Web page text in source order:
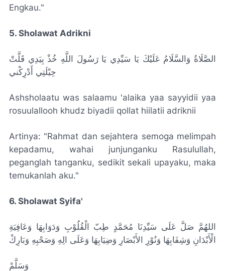
Engkau."
5. Sholawat Adrikni
الصَّلَاةُ وَالسَّلَامُ عَلَيْكَ يَا سَيِّدِي يَا رَسُولَ اللَّهِ خُذْ بِيَدِي قَلَّتْ
حِيْلَتِي أَدْرِكْني
Ashsholaatu was salaamu 'alaika yaa sayyidii yaa
rosuulallooh khudz biyadii qollat hiilatii adriknii
Artinya: "Rahmat dan sejahtera semoga melimpah
kepadamu, wahai junjunganku Rasulullah,
peganglah tanganku, sedikit sekali upayaku, maka
temukanlah aku."
6. Sholawat Syifa'
اللهُمَّ صَلَّ عَلَى سَيِّدِنَا مُحَمَّدٍ طِبّ الْقُلُوْبِ وَدَوَابِهَا وَعَافِيَةِ
الْأَبْدَانِ وَشِفَابِهَا وَنُوْرِ الأَبْصَارِ وَضِيَابِهَا وَعَلَى الِهِ وَصَحْبِهِ وَبَارِكْ
وَسَلَّمْ